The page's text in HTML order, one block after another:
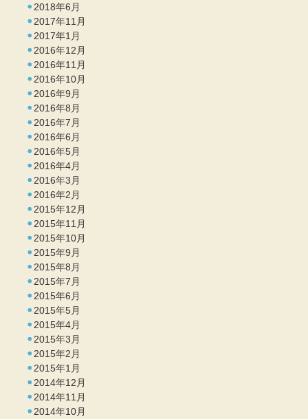
2018年6月
2017年11月
2017年1月
2016年12月
2016年11月
2016年10月
2016年9月
2016年8月
2016年7月
2016年6月
2016年5月
2016年4月
2016年3月
2016年2月
2015年12月
2015年11月
2015年10月
2015年9月
2015年8月
2015年7月
2015年6月
2015年5月
2015年4月
2015年3月
2015年2月
2015年1月
2014年12月
2014年11月
2014年10月